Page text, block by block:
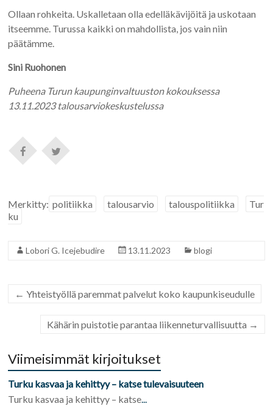
Ollaan rohkeita. Uskalletaan olla edelläkävijöitä ja uskotaan
itseemme. Turussa kaikki on mahdollista, jos vain niin
päätämme.
Sini Ruohonen
Puheena Turun kaupunginvaltuuston kokouksessa
13.11.2023 talousarviokeskustelussa
Merkitty: politiikka talousarvio talouspolitiikka
Tur
ku
Lobori G. Icejebudire 13.11.2023 blogi
← Yhteistyöllä paremmat palvelut koko kaupunkiseudulle
Kähärin puistotie parantaa liikenneturvallisuutta →
Viimeisimmät kirjoitukset
Turku kasvaa ja kehittyy – katse tulevaisuuteen
Turku kasvaa ja kehittyy – katse...